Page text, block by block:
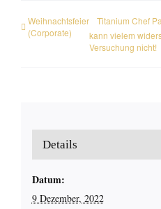
Weihnachtsfeier
(Corporate)
Titanium Chef
kann vielem
Versuchung nicht!
Details
Datum:
9 Dezember, 2022